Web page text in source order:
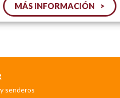
MÁS INFORMACIÓN
senderos